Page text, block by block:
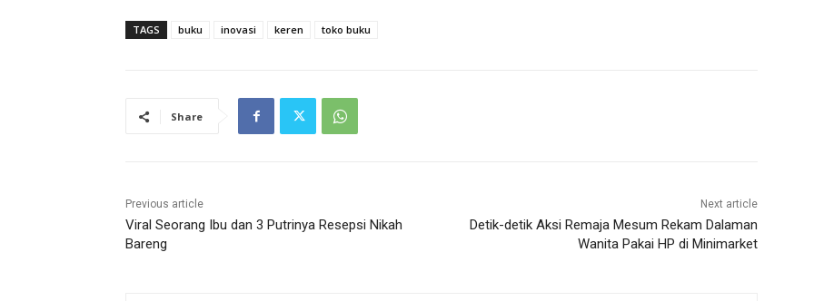
TAGS buku inovasi keren toko buku
Share
Previous article
Viral Seorang Ibu dan 3 Putrinya Resepsi Nikah
Bareng
Next article
Detik-detik Aksi Remaja Mesum Rekam Dalaman
Wanita Pakai HP di Minimarket